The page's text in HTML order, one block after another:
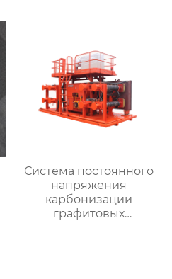
Система постоянного
напряжения
карбонизации
графитовых